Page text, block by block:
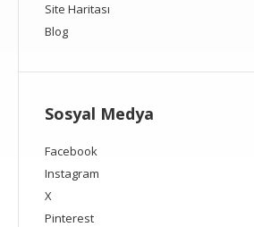
Site Haritası
Blog
Sosyal Medya
Facebook
Instagram
X
Pinterest